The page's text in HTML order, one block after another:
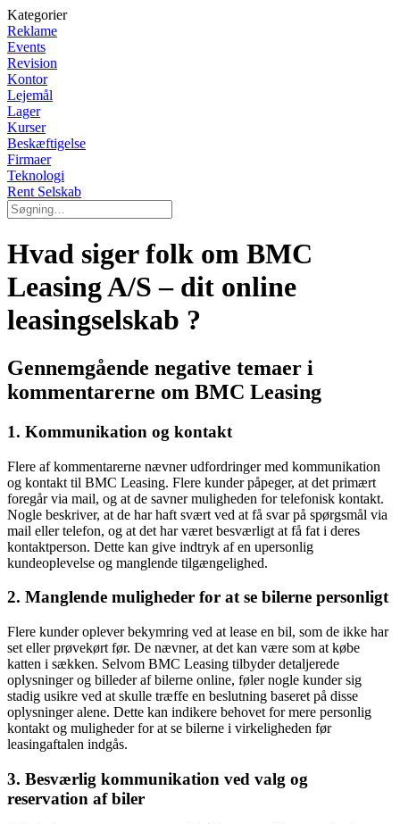
Kategorier
Reklame
Events
Revision
Kontor
Lejemål
Lager
Kurser
Beskæftigelse
Firmaer
Teknologi
Rent Selskab
Hvad siger folk om BMC
Leasing A/S – dit online
leasingselskab ?
Gennemgående negative temaer i
kommentarerne om BMC Leasing
1. Kommunikation og kontakt
Flere af kommentarerne nævner udfordringer med kommunikation
og kontakt til BMC Leasing. Flere kunder påpeger, at det primært
foregår via mail, og at de savner muligheden for telefonisk kontakt.
Nogle beskriver, at de har haft svært ved at få svar på spørgsmål via
mail eller telefon, og at det har været besværligt at få fat i deres
kontaktperson. Dette kan give indtryk af en upersonlig
kundeoplevelse og manglende tilgængelighed.
2. Manglende muligheder for at se bilerne personligt
Flere kunder oplever bekymring ved at lease en bil, som de ikke har
set eller prøvekørt før. De nævner, at det kan være som at købe
katten i sækken. Selvom BMC Leasing tilbyder detaljerede
oplysninger og billeder af bilerne online, føler nogle kunder sig
stadig usikre ved at skulle træffe en beslutning baseret på disse
oplysninger alene. Dette kan indikere behovet for mere personlig
kontakt og muligheder for at se bilerne i virkeligheden før
leasingaftalen indgås.
3. Besværlig kommunikation ved valg og
reservation af biler